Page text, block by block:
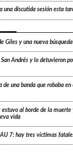
una discutida sesión esta
Giles y una nueva
Andrés y lo detuvieron
una banda que robaba en
al borde de la muerte
vida
7: hay tres víctimas